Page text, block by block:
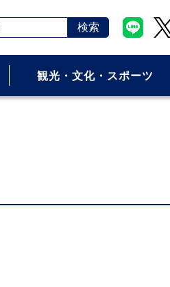
観光・文化・スポーツ